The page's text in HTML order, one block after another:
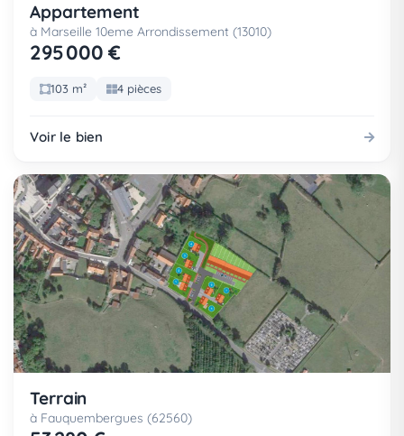
Appartement
à Marseille 10eme Arrondissement (13010)
295 000 €
103 m² 4 pièces
Voir le bien
Terrain
à Fauquembergues (62560)